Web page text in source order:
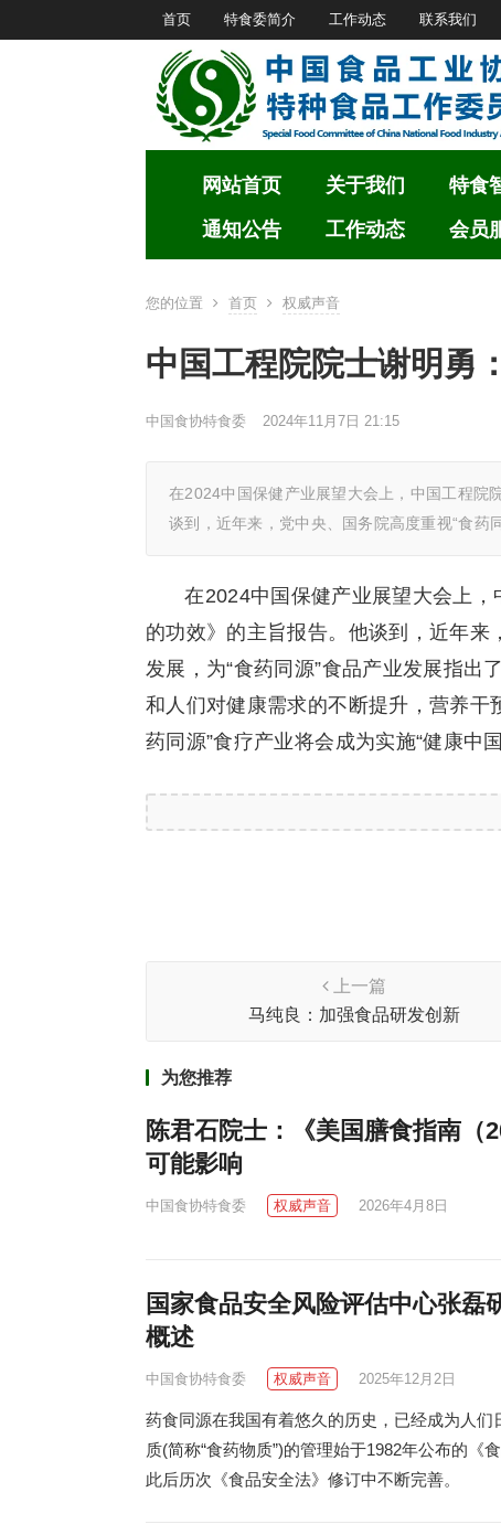
首页 特食委简介 工作动态 联系我们
网站首页 关于我们 特食
通知公告
工作动态 会员
您的位置 首页 权威声音
中国工程院院士谢明勇
中国食协特食委 2024年11月7日 21:15
在2024中国保健产业展望大会上，中国工程
谈到，近年来，党中央、国务院高度重视“食药
在2024中国保健产业展望大会上
的功效》的主旨报告。他谈到，近年来
发展，为“食药同源”食品产业发展指出
和人们对健康需求的不断提升，营养干
药同源”食疗产业将会成为实施“健康中
上一篇
马纯良：加强食品研发创新
为您推荐
陈君石院士：《美国膳食指南（
可能影响
中国食协特食委 权威声音 2026年4月8日
国家食品安全风险评估中心张磊
概述
中国食协特食委 权威声音 2025年12月2日
药食同源在我国有着悠久的历史，已经成为人
质(简称“食药物质”)的管理始于1982年公布的
此后历次《食品安全法》修订中不断完善。